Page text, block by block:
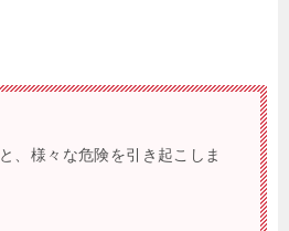
、様々な危険を引き起こしま